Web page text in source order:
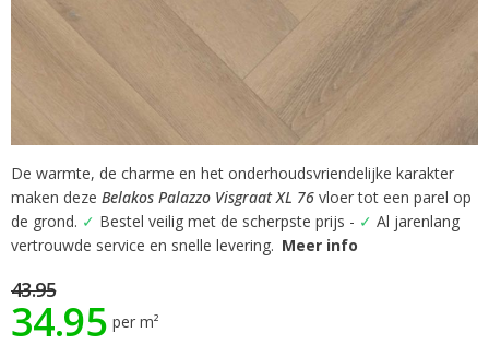
Ga
naar
het
begin
de
afbeeldingen-
gallerij
De warmte, de charme en het onderhoudsvriendelijke karakter
maken deze Belakos Palazzo Visgraat XL 76 vloer tot een parel op
de grond. ✓ Bestel veilig met de scherpste prijs - ✓ Al jarenlang
vertrouwde service en snelle levering. Meer info
43.95
34.95 per m²